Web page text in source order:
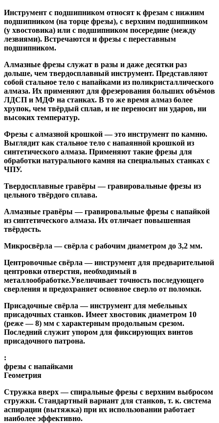
Инструмент с подшипником относят к фрезам с нижним
подшипником (на торце фрезы), с верхним подшипником
(у хвостовика) или с подшипником посередине (между
лезвиями). Встречаются и фрезы с переставным
подшипником.
Алмазные фрезы служат в разы и даже десятки раз
дольше, чем твердосплавный инструмент. Представляют
собой стальное тело с напайками из поликристаллического
алмаза. Их применяют для фрезерования больших объёмов
ЛДСП и МДФ на станках. В то же время алмаз более
хрупок, чем твёрдый сплав, и не переносит ни ударов, ни
высоких температур.
Фрезы с алмазной крошкой— это инструмент по камню.
Выглядит как стальное тело с напаянной крошкой из
синтетического алмаза. Применяют такие фрезы для
обработки натурального камня на специальных станках с
ЧПУ.
Твердосплавные гравёры — гравировальные фрезы из
цельного твёрдого сплава.
Алмазные гравёры — гравировальные фрезы с напайкой
из синтетического алмаза. Их отличает повышенная
твёрдость.
Микросвёрла — свёрла с рабочим диаметром до 3,2 мм.
Центровочные свёрла — инструмент для предварительной
центровки отверстия, необходимый в
металлообработке.Увеличивает точность последующего
сверления и предохраняет основное сверло от поломки.
Присадочные свёрла — инструмент для мебельных
присадочных станков. Имеет хвостовик диаметром 10
(реже — 8) мм с характерным продольным срезом.
Последний служит упором для фиксирующих винтов
присадочного патрона.
:
фрезы с напайками
Геометрия
Стружка вверх— спиральные фрезы с верхним выбросом
стружки. Стандартный вариант для станков, т. к. система
аспирации (вытяжка) при их использовании работает
наиболее эффективно.